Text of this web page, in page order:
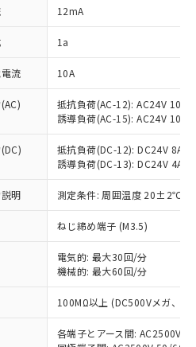
12mA
1a
流 10A
抵抗負荷(AC-12): AC24V 10A/
誘導負荷(AC-15): AC24V
抵抗負荷(DC-12): DC24V 8A/
誘導負荷(DC-13): DC24V 4A/
明 測定条件: 周囲温度 20±2℃、
ねじ締め端子 (M3.5)
電気的: 最大30回/分
機械的: 最大60回/分
100MΩ以上 (DC500Vメガ、点
各端子とアース間: AC2500V
いただき、同意のうえ
、当社制御機器事業取扱
庫状況および標準価格
せていただくもので
事業取扱商品の中には、
対象外となる商品もある
ください。
び標準価格照会結果は、
更新日時点での社内デー
成されるものであり、閲
なる場合があることをご
品が提供可能な商品で
指令（10物質）の非含
切り替える予定のある
RoHS指令（10物質）の
品で、対応品を出す予
RoHS指令（10物質）の
調査中または確認中の
ス料など無形物で、有
ない商品です。
り、非含有部品として
と判明した場合などや
とがあります。
：
銀(Hg) 1000ppm以下、 カド
以下、ポリ臭化ビフェニル
料含有率が中国RoHSの
とを示します。
料含有率が中国RoHSの
ことを示します。
。当社販売部門へお問
ら貴社製品のうち、外国
国貿易法に定める商品
物等」という）を輸出
の提供する場合は、日本
許可(または役務取引許
などの必要な手続きを